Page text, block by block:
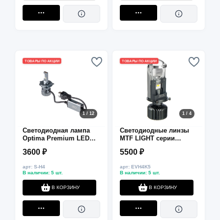
ТОВАРЫ ПО АКЦИИ
1 / 12
Светодиодная лампа
Optima Premium LED
12V 30W
3600 ₽
арт: S-H4
В наличии: 5 шт.
В КОРЗИНУ
ТОВАРЫ ПО АКЦИИ
1 / 4
Светодиодные линзы
MTF LIGHT серии
24/36W, 5500K, 4000lm,
5500 ₽
арт: EVH4K5
В наличии: 5 шт.
В КОРЗИНУ